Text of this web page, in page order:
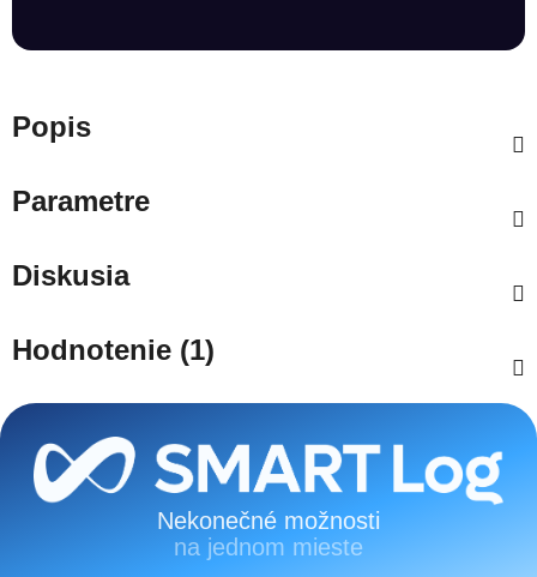
Popis
Parametre
Diskusia
Hodnotenie (1)
Zápätie
Nekonečné možnosti
na jednom mieste